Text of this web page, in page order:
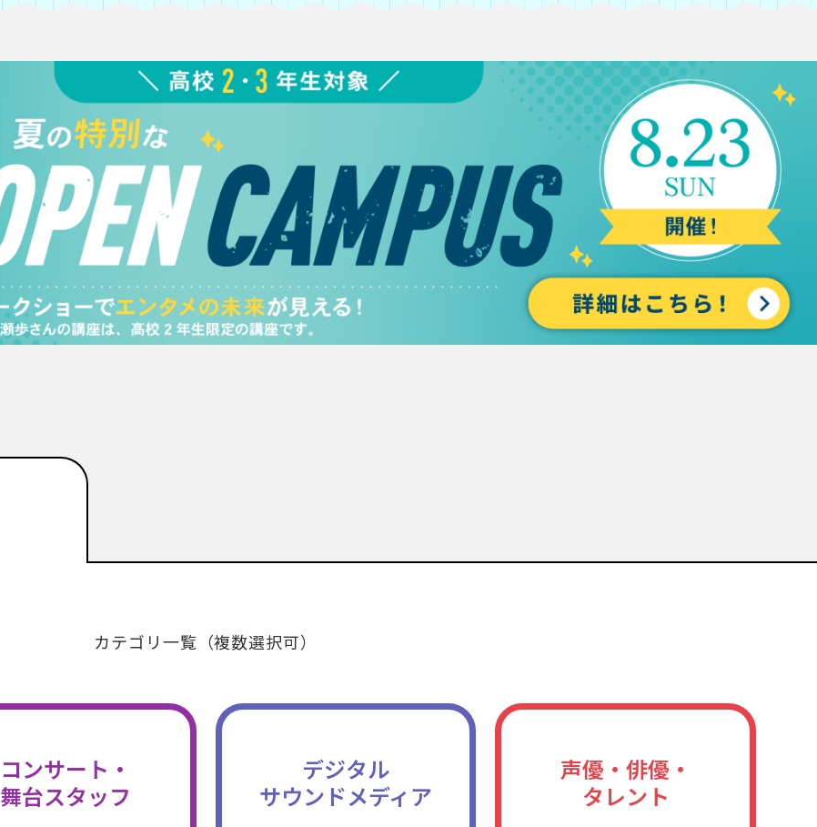
カテゴリ一覧（複数選択可）
コンサート・
舞台スタッフ
デジタル
サウンドメディア
声優・俳優・
タレント